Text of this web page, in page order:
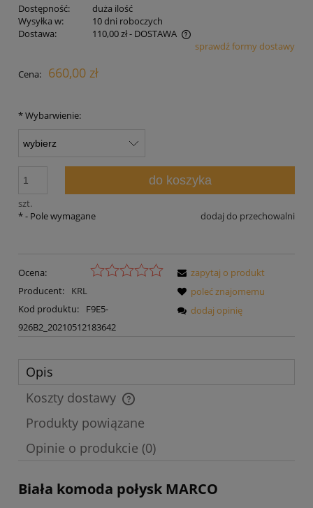
Dostępność:
duża ilość
Wysyłka w:
10 dni roboczych
Dostawa:
110,00 zł- DOSTAWA
Cena nie zawiera ewentualnych kosztów płatnościsprawdź formy dostawy
Cena: 660,00 zł
*Wybarwienie:
szt.
do koszyka
dodaj do przechowalni
*- Pole wymagane
Ocena:
Producent:
KRL
Kod produktu:
F9E5-
926B2_20210512183642
zapytaj o produkt
poleć znajomemu
dodaj opinię
Opis
Koszty dostawy
Cena nie zawiera ewentualnych kosztów płatności
Produkty powiązane
Opinie o produkcie (0)
Biała komoda połysk MARCO